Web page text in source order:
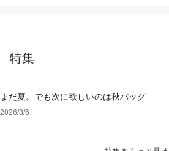
特集
まだ夏。でも次に欲しいのは秋バッグ
2026/8/6